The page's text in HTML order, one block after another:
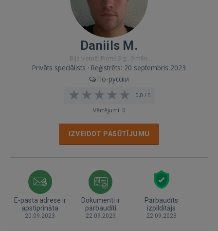
Daniils M.
Bija vietnē: Pirms 3 g., 9 mēn.
Privāts speciālists · Reģistrēts: 20 septembris 2023
По-русски
0,0 / 5
Vērtējumi: 0
IZVEIDOT PASŪTĪJUMU
E-pasta adrese ir
apstiprināta
20.09.2023
Dokumenti ir
pārbaudīti
22.09.2023
Pārbaudīts
izpildītājs
22.09.2023